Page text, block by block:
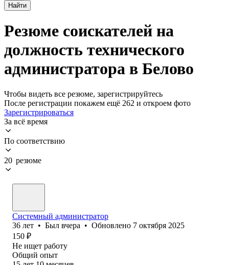
Найти
Резюме соискателей на
должность технического
администратора в Белово
Чтобы видеть все резюме, зарегистрируйтесь
После регистрации покажем ещё 262 и откроем фото
Зарегистрироваться
За всё время
По соответствию
20 резюме
Системный администратор
36 лет • Был вчера • Обновлено 7 октября 2025
150 ₽
Не ищет работу
Общий опыт